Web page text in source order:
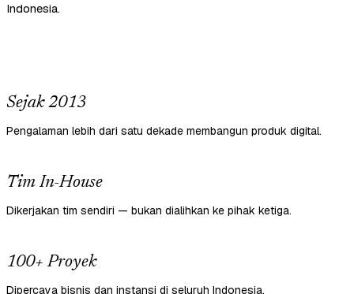
Indonesia.
Sejak 2013
Pengalaman lebih dari satu dekade membangun produk digital.
Tim In-House
Dikerjakan tim sendiri — bukan dialihkan ke pihak ketiga.
100+ Proyek
Dipercaya bisnis dan instansi di seluruh Indonesia.